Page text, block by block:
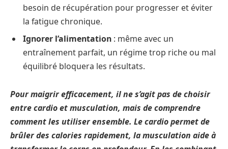
besoin de récupération pour progresser et éviter
la fatigue chronique.
Ignorer l’alimentation : même avec un
entraînement parfait, un régime trop riche ou mal
équilibré bloquera les résultats.
Pour maigrir efficacement, il ne s’agit pas de choisir
entre cardio et musculation, mais de comprendre
comment les utiliser ensemble. Le cardio permet de
brûler des calories rapidement, la musculation aide à